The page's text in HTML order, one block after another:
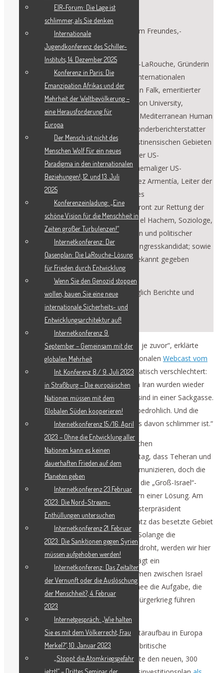
18.00 Uhr
Bitte verbreiten Sie die Einladung in Ihrem Freundes,-
Bekannten und Kollegenkreis.
Diese Woche begrüßen wir: Helga Zepp-LaRouche, Gründerin
des Schiller-Instituts und Initiatorin der Internationalen
Friedenskoalition; Prof. Richard Anderson Falk, emeritierter
Professor für Völkerrecht an der Princeton University,
Vorsitzender des Kuratoriums des Euro-Mediterranean Human
Rights Monitor sowie ehemaliger UN-Sonderberichterstatter
für die Menschenrechtslage in den palästinensischen Gebieten
(2008–2014); Dennis Kucinich, ehemaliger US-
Kongressabgeordneter aus Ohio und ehemaliger US-
Präsidentschaftskandidat; Baltazar Valdez Armentía, Leiter der
„Vereinigten Bauern von Sinaloa“ und des
Lenkungsausschusses der Nationalen Front zur Rettung der
mexikanischen Landwirtschaft; Bassam el Hachem, Soziologe,
Professor an der Universität des Libanon und politischer
Aktivist; Jose Vega, unabhängiger US-Kongresskandidat; sowie
weitere Persönlichkeiten, die in Kürze bekannt gegeben
Bitte senden Sie uns so schnell wie möglich Berichte und
Initiativen für die Tagesordnung zu.
Zur Anmeldung
„Wir sind näher am Dritten Weltkrieg als je zuvor“, erklärte
Helga Zepp-LaRouche in ihrem internationalen Webcast vom
1. Juli. „Die gesamte Lage hat sich dramatisch verschlechtert:
Die Angriffe zwischen den USA und dem Iran wurden wieder
aufgenommen; die Gespräche in Doha sind in einer Sackgasse.
Ich halte diese Situation daher für sehr bedrohlich. Und die
Lage in der Ukraine – ich weiß nicht, was davon schlimmer ist.“
bestätigteder Sprecher des iranischen
Außenministeriums, Baghaei, am Dienstag, dass Teheran und
Washington über politische Kanäle kommunizieren, doch die
Unterstützung der Trump-Regierung für die „Groß-Israel“-
Politik im Libanon bedeutet das Scheitern einer Lösung. Am
Dienstag besuchten der israelische Ministerpräsident
Netanjahu und Verteidigungsminister Katz das besetzte Gebiet
im Libanon, wobeiNetanjahu schwor: „Solange die
bewaffnete Hisbollah hier ist und uns bedroht, werden wir hier
bleiben.“ Wie bekannt geworden, überträgt ein
Sicherheitsanhang zum Rahmenabkommen zwischen Israel
und dem Libanon der libanesischen Armee die Aufgabe, die
Hisbollah zu vertreiben, was zu einem Bürgerkrieg führen
Unterdessen geht der realitätsferne Militäraufbau in Europa
gegen Russland weiter. Der scheidende britische
Premierminister Keir Starmer präsentierte den neuen, 300
EIR-Forum: Die Lage ist
schlimmer, als Sie denken
Internationale
Jugendkonferenz des Schiller-
Instituts, 14. Dezember 2025
Konferenz in Paris: Die
Emanzipation Afrikas und der
Mehrheit der Weltbevölkerung –
eine Herausforderung für
Europa
Der Mensch ist nicht des
Menschen Wolf Für ein neues
Paradigma in den internationalen
Beziehungen!, 12. und 13. Juli
2025
Konferenzeinladung: „Eine
schöne Vision für die Menschheit in
Zeiten großer Turbulenzen!“
Internetkonferenz: Der
Oasenplan: Die LaRouche-Lösung
für Frieden durch Entwicklung
Wenn Sie den Genozid stoppen
wollen, bauen Sie eine neue
internationale Sicherheits- und
Entwicklungsarchitektur auf!
Internetkonferenz 9.
September – Gemeinsam mit der
globalen Mehrheit
Int. Konferenz 8./ 9. Juli 2023
in Straßburg – Die europäischen
Nationen müssen mit dem
Globalen Süden kooperieren!
Internetkonferenz 15./16. April
2023 – Ohne die Entwicklung aller
Nationen kann es keinen
dauerhaften Frieden auf dem
Planeten geben
Internetkonferenz 23.Februar
2023: Die Nord-Stream-
Enthüllungen untersuchen
Internetkonferenz 21. Februar
2023: Die Sanktionen gegen Syrien
müssen aufgehoben werden!
Internetkonferenz: Das Zeitalter
der Vernunft oder die Auslöschung
der Menschheit?, 4. Februar
2023
Internetgespräch: „Wie halten
Sie es mit dem Völkerrecht, Frau
Merkel?“, 10. Januar 2023
„Stoppt die Atomkriegsgefahr
jetzt!“ – Drittes Seminar der